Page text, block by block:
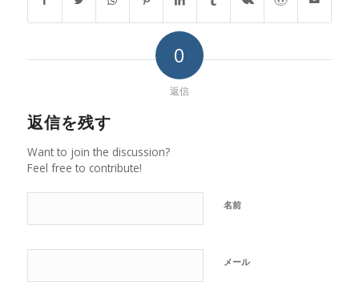
0
返信
返信を残す
Want to join the discussion?
Feel free to contribute!
名前
メール